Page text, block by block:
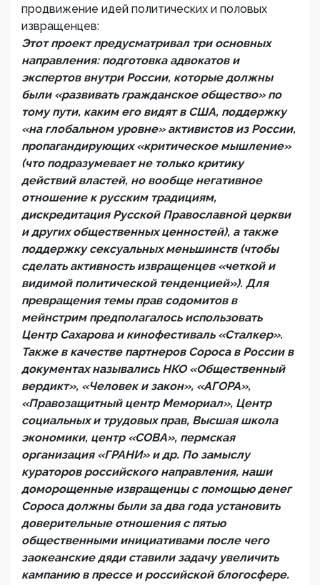
продвижение идей политических и половых
извращенцев:
Этот проект предусматривал три основных
направления: подготовка адвокатов и
экспертов внутри России, которые должны
были «развивать гражданское общество» по
тому пути, каким его видят в США, поддержку
«на глобальном уровне» активистов из России,
пропагандирующих «критическое мышление»
(что подразумевает не только критику
действий властей, но вообще негативное
отношение к русским традициям,
дискредитация Русской Православной церкви
и других общественных ценностей), а также
поддержку сексуальных меньшинств (чтобы
сделать активность извращенцев «четкой и
видимой политической тенденцией»). Для
превращения темы прав содомитов в
мейнстрим предполагалось использовать
Центр Сахарова и кинофестиваль «Сталкер».
Также в качестве партнеров Сороса в России в
документах назывались НКО «Общественный
вердикт», «Человек и закон», «АГОРА»,
«Правозащитный центр Мемориал», Центр
социальных и трудовых прав, Высшая школа
экономики, центр «СОВА», пермская
организация «ГРАНИ» и др. По замыслу
кураторов российского направления, наши
доморощенные извращенцы с помощью денег
Сороса должны были за два года установить
доверительные отношения с пятью
общественными инициативами после чего
заокеанские дяди ставили задачу увеличить
кампанию в прессе и российской блогосфере.